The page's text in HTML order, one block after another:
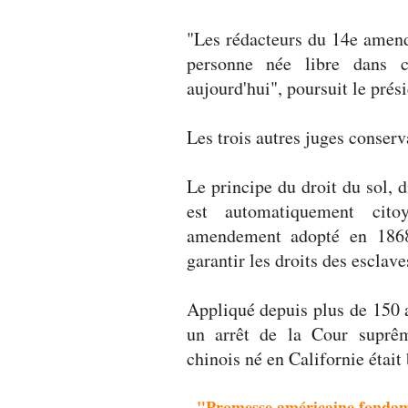
"Les rédacteurs du 14e
personne née libre dans
aujourd'hui", poursuit le
Les trois autres juges
Le principe du droit du sol,
est automatiquement
amendement adopté en
garantir les droits des
Appliqué depuis plus de 150
un arrêt de la Cour
chinois né en Californie était